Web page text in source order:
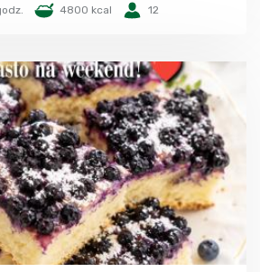
4800 kcal 12